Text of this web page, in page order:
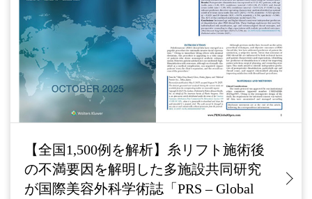
【全国1,500例を解析】糸リフト施術後
の不満要因を解明した多施設共同研究
が国際美容外科学術誌「PRS – Global